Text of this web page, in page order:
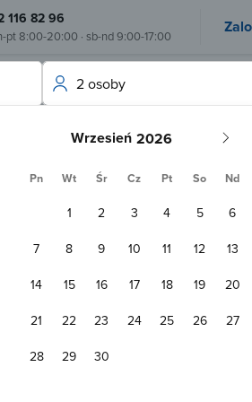
116 82 96
pt 8:00-20:00 · sb-nd 9:00-17:00
Wrzesień
Pn Wt Śr Cz Pt So Nd
1 2 3 4 5
6
7
8 9 10 11 12
13
14
15 16 17 18 19
20
21
22 23 24 25 26
27
28
29 30
2 osoby
Jacuzzi Sauna
Przyjazny zwierzętom